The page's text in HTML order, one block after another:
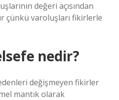
değeri açısından
çünkü varoluşları fikirlerle
nedir?
değişmeyen fikirler
mantık olarak